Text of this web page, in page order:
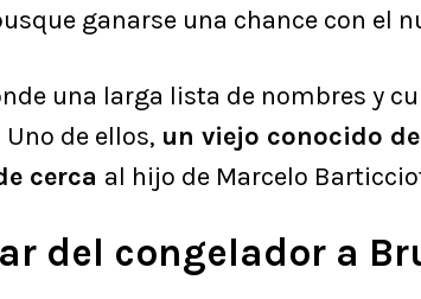
ganarse una chance con el
una larga lista de nombres y
Uno de ellos, un viejo conocido
cerca al hijo de Marcelo
del congelador a